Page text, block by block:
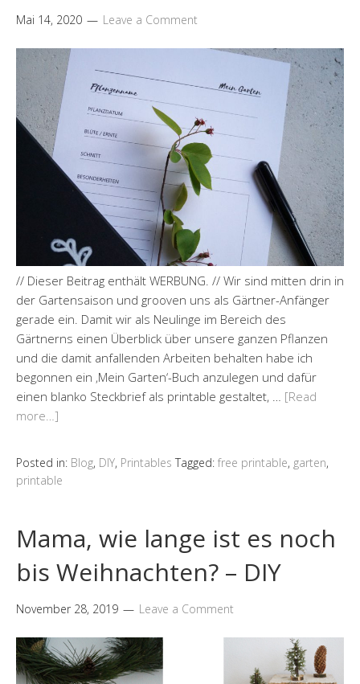
Mai 14, 2020 Leave a Comment
// Dieser Beitrag enthält WERBUNG. // Wir sind mitten drin in
der Gartensaison und grooven uns als Gärtner-Anfänger
gerade ein. Damit wir als Neulinge im Bereich des
Gärtnerns einen Überblick über unsere ganzen Pflanzen
und die damit anfallenden Arbeiten behalten habe ich
begonnen ein ‚Mein Garten‘-Buch anzulegen und dafür
einen blanko Steckbrief als printable gestaltet, … [Read
more…]
Posted in: Blog, DIY, Printables Tagged: free printable, garten,
printable
Mama, wie lange ist es noch
bis Weihnachten? – DIY
November 28, 2019 Leave a Comment